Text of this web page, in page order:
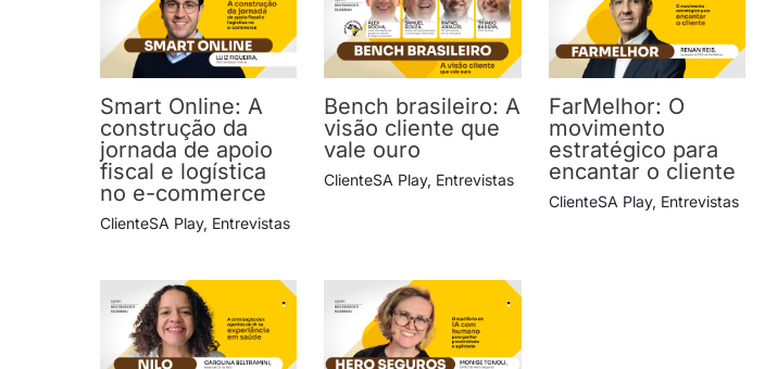
Smart Online: A
construção da
jornada de apoio
fiscal e logística
no e-commerce
ClienteSA Play, Entrevistas
Bench brasileiro: A
visão cliente que
vale ouro
ClienteSA Play, Entrevistas
FarMelhor: O
movimento
estratégico para
encantar o cliente
ClienteSA Play, Entrevistas